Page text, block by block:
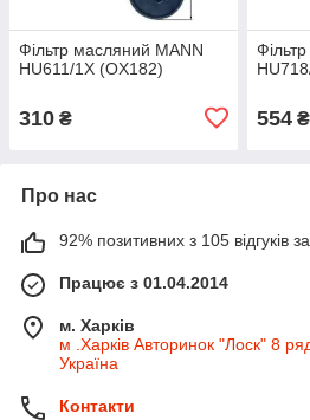
Фільтр масляний MANN
HU611/1X (OX182)
310 ₴ 554₴
Про нас
92% позитивних з 105 відгуків за
Працює з 01.04.2014
м. Харків
м .Харків Авторинок "Лоск" 8
Україна
Контакти